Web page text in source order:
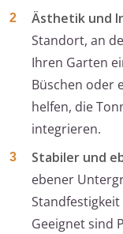
Ästhetik und
Standort, an
Ihren Garten
Büschen oder
helfen, die
integrieren.
Stabiler und
ebener
Geeignet sind